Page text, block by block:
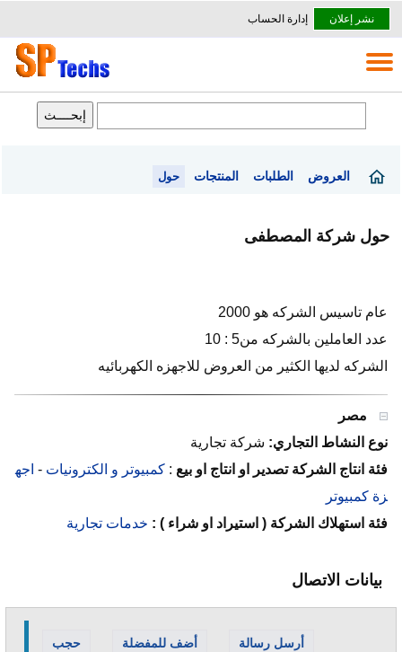
نشر إعلان إدارة الحساب
العروض الطلبات المنتجات حول
حول شركة المصطفى
عام تاسيس الشركه هو 2000
عدد العاملين بالشركه من5 : 10
الشركه لديها الكثير من العروض للاجهزه الكهربائيه
مصر
نوع النشاط التجاري: شركة تجارية
فئة انتاج الشركة تصدير او انتاج او بيع : كمبيوتر و الكترونيات - اجه
زة كمبيوتر
فئة استهلاك الشركة ( استيراد او شراء ) : خدمات تجارية
بيانات الاتصال
حجب أضف للمفضلة أرسل رسالة